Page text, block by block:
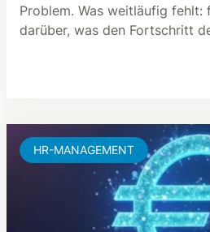
Problem. Was weitläufig fehlt:
darüber, was den Fortschritt
HR-MANAGEMENT